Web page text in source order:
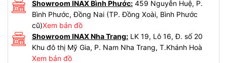
Showroom INAX Bình Phước:459 Nguyễn Huệ, P.
Bình Phước, Đồng Nai (TP. Đồng Xoài, Bình Phước
cũ)Xem bản đồ
Showroom INAX Nha Trang:LK 19, Lô 16, Đ. số 20
Khu đô thị Mỹ Gia, P. Nam Nha Trang, T.Khánh Hoà
Xem bản đồ